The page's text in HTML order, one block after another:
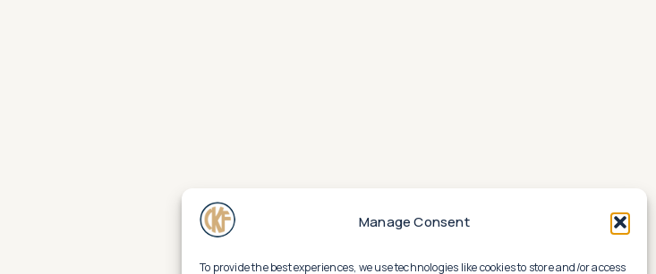
Manage Consent
To provide the best experiences, we use technologies like cookies to store and/or access